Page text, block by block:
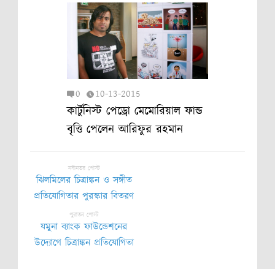
0 10-13-2015
কার্টুনিস্ট পেড্রো মেমোরিয়াল ফান্ড
বৃত্তি পেলেন আরিফুর রহমান
নবীনতর পোস্ট
ঝিলমিলের চিত্রাঙ্কন ও সঙ্গীত
প্রতিযোগিতার পুরস্কার বিতরণ
পুরাতন পোস্ট
যমুনা ব্যাংক ফাউন্ডেশনের
উদ্যোগে চিত্রাঙ্কন প্রতিযোগিতা